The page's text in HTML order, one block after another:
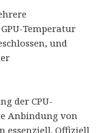
Temperatur
und
der CPU-
Anbindung von
essenziell. Offiziell